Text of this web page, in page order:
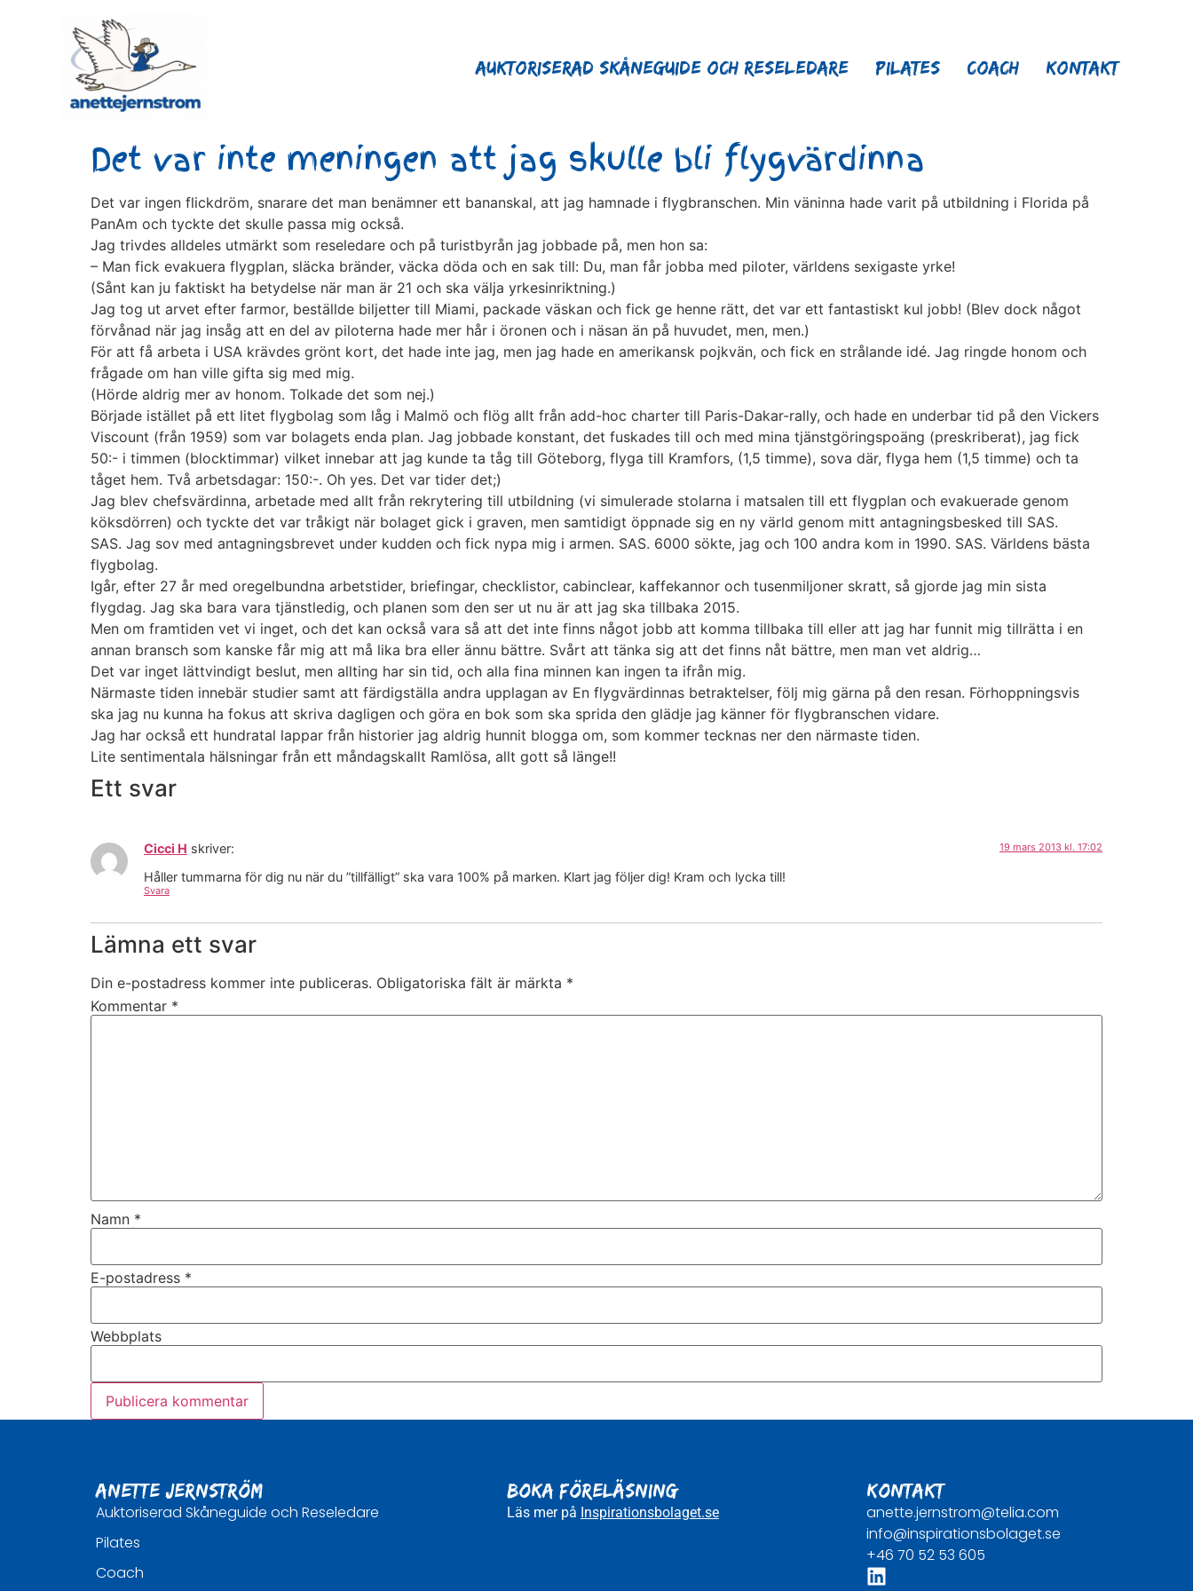
Auktoriserad Skåneguide och Reseledare Pilates Coach Kontakt
Det var inte meningen att jag skulle bli flygvärdinna
Det var ingen flickdröm, snarare det man benämner ett bananskal, att jag hamnade i flygbranschen. Min väninna hade varit på utbildning i Florida på
PanAm och tyckte det skulle passa mig också.
Jag trivdes alldeles utmärkt som reseledare och på turistbyrån jag jobbade på, men hon sa:
– Man fick evakuera flygplan, släcka bränder, väcka döda och en sak till: Du, man får jobba med piloter, världens sexigaste yrke!
(Sånt kan ju faktiskt ha betydelse när man är 21 och ska välja yrkesinriktning.)
Jag tog ut arvet efter farmor, beställde biljetter till Miami, packade väskan och fick ge henne rätt, det var ett fantastiskt kul jobb! (Blev dock något
förvånad när jag insåg att en del av piloterna hade mer hår i öronen och i näsan än på huvudet, men, men.)
För att få arbeta i USA krävdes grönt kort, det hade inte jag, men jag hade en amerikansk pojkvän, och fick en strålande idé. Jag ringde honom och
frågade om han ville gifta sig med mig.
(Hörde aldrig mer av honom. Tolkade det som nej.)
Började istället på ett litet flygbolag som låg i Malmö och flög allt från add-hoc charter till Paris-Dakar-rally, och hade en underbar tid på den Vickers
Viscount (från 1959) som var bolagets enda plan. Jag jobbade konstant, det fuskades till och med mina tjänstgöringspoäng (preskriberat), jag fick
50:- i timmen (blocktimmar) vilket innebar att jag kunde ta tåg till Göteborg, flyga till Kramfors, (1,5 timme), sova där, flyga hem (1,5 timme) och ta
tåget hem. Två arbetsdagar: 150:-. Oh yes. Det var tider det;)
Jag blev chefsvärdinna, arbetade med allt från rekrytering till utbildning (vi simulerade stolarna i matsalen till ett flygplan och evakuerade genom
köksdörren) och tyckte det var tråkigt när bolaget gick i graven, men samtidigt öppnade sig en ny värld genom mitt antagningsbesked till SAS.
SAS. Jag sov med antagningsbrevet under kudden och fick nypa mig i armen. SAS. 6000 sökte, jag och 100 andra kom in 1990. SAS. Världens bästa
flygbolag.
Igår, efter 27 år med oregelbundna arbetstider, briefingar, checklistor, cabinclear, kaffekannor och tusenmiljoner skratt, så gjorde jag min sista
flygdag. Jag ska bara vara tjänstledig, och planen som den ser ut nu är att jag ska tillbaka 2015.
Men om framtiden vet vi inget, och det kan också vara så att det inte finns något jobb att komma tillbaka till eller att jag har funnit mig tillrätta i en
annan bransch som kanske får mig att må lika bra eller ännu bättre. Svårt att tänka sig att det finns nåt bättre, men man vet aldrig…
Det var inget lättvindigt beslut, men allting har sin tid, och alla fina minnen kan ingen ta ifrån mig.
Närmaste tiden innebär studier samt att färdigställa andra upplagan av En flygvärdinnas betraktelser, följ mig gärna på den resan. Förhoppningsvis
ska jag nu kunna ha fokus att skriva dagligen och göra en bok som ska sprida den glädje jag känner för flygbranschen vidare.
Jag har också ett hundratal lappar från historier jag aldrig hunnit blogga om, som kommer tecknas ner den närmaste tiden.
Lite sentimentala hälsningar från ett måndagskallt Ramlösa, allt gott så länge!!
Ett svar
Cicci H skriver: 19 mars 2013 kl. 17:02
Håller tummarna för dig nu när du ”tillfälligt” ska vara 100% på marken. Klart jag följer dig! Kram och lycka till!
Svara
Lämna ett svar
Din e-postadress kommer inte publiceras. Obligatoriska fält är märkta *
Kommentar *
Namn *
E-postadress *
Webbplats
Anette Jernström
Auktoriserad Skåneguide och Reseledare
Pilates
Coach
BOKA FÖRELÄSNING
Läs mer på Inspirationsbolaget.se
KONTAKT
anette.jernstrom@telia.com
info@inspirationsbolaget.se
+46 70 52 53 605